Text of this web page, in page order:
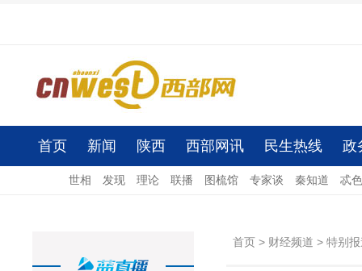
首页 新闻 陕西 西部网讯 民生热线 政
世相 发现 理论 联播 图梳馆 专家谈 秦知道 忒色
首页 > 财经频道 > 特别